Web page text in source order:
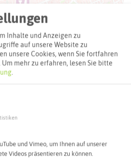
Inhalte und Anzeigen zu
auf unsere Website zu
unsere Cookies, wenn Sie fortfahren
Um mehr zu erfahren, lesen Sie bitte
.
und Vimeo, um Ihnen auf unserer
Videos präsentieren zu können.